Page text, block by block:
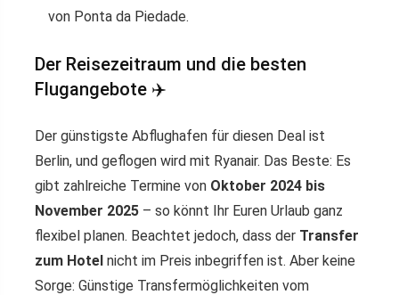
von Ponta da Piedade.
Der Reisezeitraum und die besten
Flugangebote ✈️
Der günstigste Abflughafen für diesen Deal ist
Berlin, und geflogen wird mit Ryanair. Das Beste: Es
gibt zahlreiche Termine von Oktober 2024 bis
November 2025 – so könnt Ihr Euren Urlaub ganz
flexibel planen. Beachtet jedoch, dass der Transfer
zum Hotel nicht im Preis inbegriffen ist. Aber keine
Sorge: Günstige Transfermöglichkeiten vom